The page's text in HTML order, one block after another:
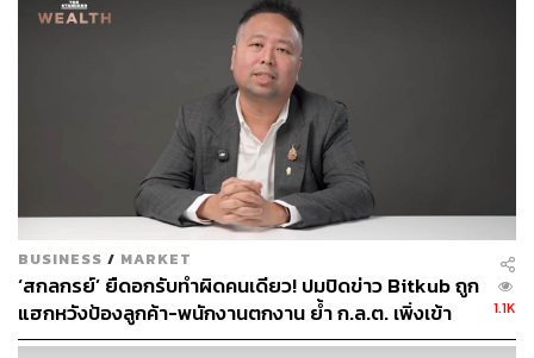
หุ้นไทย
หุ้น EA
สำนักงานคณะกรรมการกำกับหลักทรัพย์และ
ตลาดหลักทรัพย์ (ก.ล.ต.)
สมโภชน์ อาหุนัย
บริษัท พลังงานบริสุทธิ์ จำกัด (มหาชน)
อมร ทรัพย์ทวีกุล
BUSINESS / MARKET
‘สกลกรย์’ ยืดอกรับทำผิดคนเดียว! ปมปิดข่าว Bitkub ถูก
แฮกหวังป้องลูกค้า-พนักงานตกงาน ย้ำ ก.ล.ต. เพิ่งเข้า
ตรวจ เมื่อปี 68
1.1K